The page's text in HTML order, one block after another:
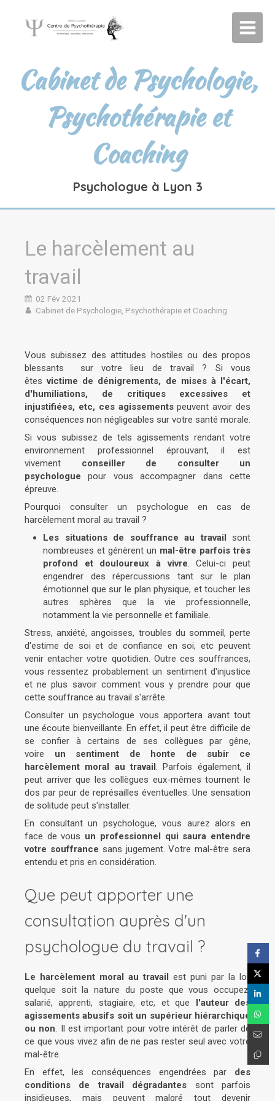
Cabinet de Psychologie,
Psychothérapie et
Coaching
Psychologue à Lyon 3
Le harcèlement au
travail
02 Fév 2021
Cabinet de Psychologie, Psychothérapie et Coaching
Vous subissez des attitudes hostiles ou des propos
blessants sur votre lieu de travail ? Si vous
êtesvictime de dénigrements, de mises à l'écart,
d'humiliations, de critiques excessives et
injustifiées, etc, ces agissementspeuvent avoir des
conséquences non négligeables sur votre santé morale.
Si vous subissez de tels agissements rendant votre
environnement professionnel éprouvant, il est
vivement conseiller de consulter un
psychologue pour vous accompagner dans cette
épreuve.
Pourquoi consulter un psychologue en cas de
harcèlement moral au travail ?
Les situations de souffrance au travail sont
nombreuses et génèrent un mal-être parfois très
profond et douloureux à vivre. Celui-ci peut
engendrer des répercussions tant sur le plan
émotionnel que sur le plan physique, et toucher les
autres sphères que la vie professionnelle,
notamment la vie personnelle et familiale.
Stress, anxiété, angoisses, troubles du sommeil, perte
d'estime de soi et de confiance en soi, etc peuvent
venir entacher votre quotidien. Outre ces souffrances,
vous ressentez probablement un sentiment d'injustice
et ne plus savoir comment vous y prendre pour que
cette souffrance au travail s'arrête.
Consulter un psychologue vous apportera avant tout
une écoute bienveillante. En effet, il peut être difficile de
se confier à certains de ses collègues par gêne,
voire un sentiment de honte de subir ce
harcèlement moral au travail. Parfois également, il
peut arriver que les collègues eux-mêmes tournent le
dos par peur de représailles éventuelles. Une sensation
de solitude peut s'installer.
En consultant un psychologue, vous aurez alors en
face de vous un professionnel qui saura entendre
votre souffrance sans jugement. Votre mal-être sera
entendu et pris en considération.
Que peut apporter une
consultation auprès d'un
psychologue du travail ?
Le harcèlement moral au travail est puni par la loi,
quelque soit la nature du poste que vous occupez,
salarié, apprenti, stagiaire, etc, et que l'auteur des
agissements abusifs soit un supérieur hiérarchique
ou non. Il est important pour votre intérêt de parler de
ce que vous vivez afin de ne pas rester seul avec votre
mal-être.
En effet, les conséquences engendrées par des
conditions de travail dégradantes sont parfois
insidieuses, mais peuvent malgré tout devenir